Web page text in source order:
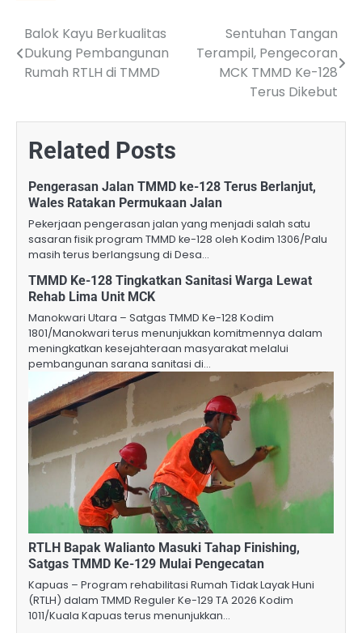
Post
navigation
Balok Kayu Berkualitas
Dukung Pembangunan
Rumah RTLH di TMMD
Sentuhan Tangan
Terampil, Pengecoran
MCK TMMD Ke-128
Terus Dikebut
Related Posts
Pengerasan Jalan TMMD ke-128 Terus Berlanjut,
Wales Ratakan Permukaan Jalan
Pekerjaan pengerasan jalan yang menjadi salah satu
sasaran fisik program TMMD ke-128 oleh Kodim 1306/Palu
masih terus berlangsung di Desa…
TMMD Ke-128 Tingkatkan Sanitasi Warga Lewat
Rehab Lima Unit MCK
Manokwari Utara – Satgas TMMD Ke-128 Kodim
1801/Manokwari terus menunjukkan komitmennya dalam
meningkatkan kesejahteraan masyarakat melalui
pembangunan sarana sanitasi di…
RTLH Bapak Walianto Masuki Tahap Finishing,
Satgas TMMD Ke-129 Mulai Pengecatan
Kapuas – Program rehabilitasi Rumah Tidak Layak Huni
(RTLH) dalam TMMD Reguler Ke-129 TA 2026 Kodim
1011/Kuala Kapuas terus menunjukkan…